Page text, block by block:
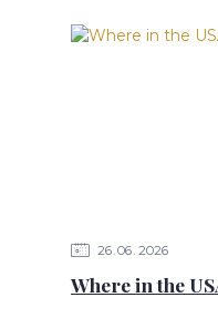
26 06 2026
Where in the